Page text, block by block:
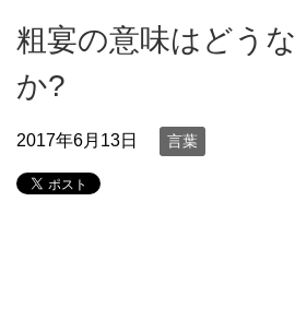
粗宴の意味はどう
か?
2017年6月13日 言葉